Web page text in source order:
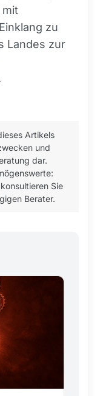
mit
zu
Landes zur
Artikels
und
dar.
Sie
Berater.